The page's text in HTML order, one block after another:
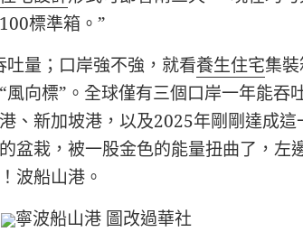
標準箱。”
吐量；口岸強不強，就看養生住宅集
向標”。全球僅有三個口岸一年能吞
、新加坡港，以及2025年剛剛達成這
盆栽，被一股金色的能量扭曲了，左
波船山港。
寧波船山港 圖改過華社